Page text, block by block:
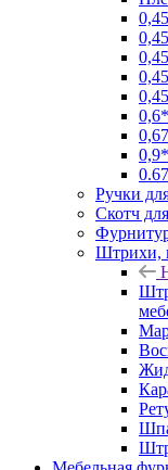
Ручки
Скотч
Штрихи,